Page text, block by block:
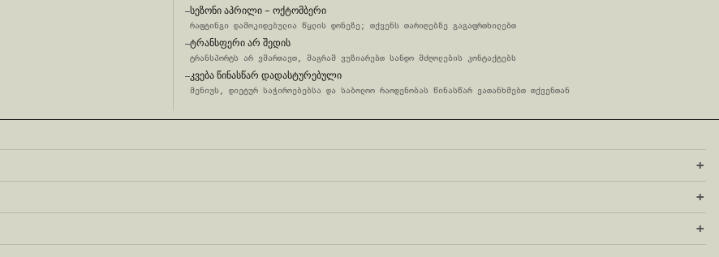
—სეზონი აპრილი – ოქტომბერი
რაფტინგი დამოკიდებულია წყლის დონეზე; თქვენს თარიღებზე გაგაფრთხილებთ
—ტრანსფერი არ შედის
ტრანსპორტს არ ვმართავთ, მაგრამ ვუზიარებთ სანდო მძღოლების კონტაქტებს
—კვება წინასწარ დადასტურებული
მენიუს, დიეტურ საჭიროებებსა და საბოლოო რაოდენობას წინასწარ ვათანხმებთ თქვენთან
+
+
+